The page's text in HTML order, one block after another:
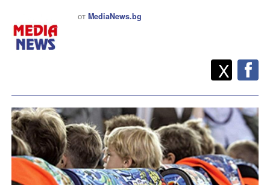
от MediaNews.bg
Споделете
X